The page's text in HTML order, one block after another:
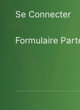
Se Connecter
Formulaire